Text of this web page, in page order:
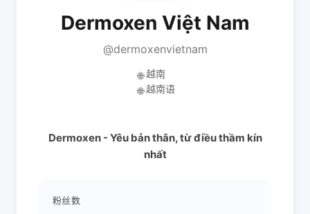
Dermoxen Việt Nam
@dermoxenvietnam
🌐 越南
🌐 越南语
Dermoxen - Yêu bản thân, từ điều thầm kín
nhất
粉丝数